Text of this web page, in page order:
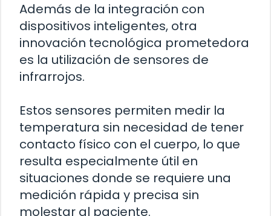
Además de la integración con
dispositivos inteligentes, otra
innovación tecnológica prometedora
es la utilización de sensores de
infrarrojos.
Estos sensores permiten medir la
temperatura sin necesidad de tener
contacto físico con el cuerpo, lo que
resulta especialmente útil en
situaciones donde se requiere una
medición rápida y precisa sin
molestar al paciente.